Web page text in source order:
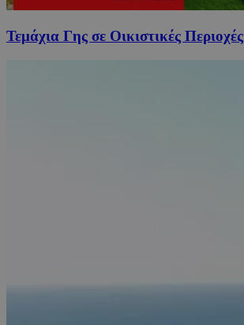
Τεμάχια Γης σε Οικιστικές Περιοχές